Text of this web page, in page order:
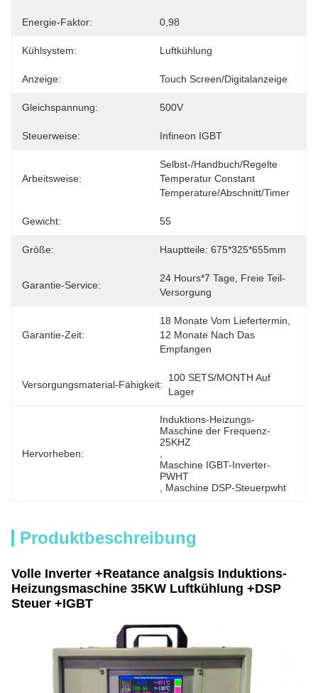
Energie-Faktor: 0,98
Kühlsystem: Luftkühlung
Anzeige: Touch Screen/Digitalanzeige
Gleichspannung: 500V
Steuerweise: Infineon IGBT
Arbeitsweise:
Selbst-/Handbuch/regelte
Temperatur Constant
Temperature/Abschnitt/Timer
Gewicht: 55
Größe: Hauptteile: 675*325*655mm
Garantie-Service:
24 Hours*7 Tage, Freie Teil-
Versorgung
Garantie-Zeit:
18 Monate Vom Liefertermin,
12 Monate Nach Das
Empfangen
Versorgungsmaterial-Fähigkeit:
100 SETS/MONTH Auf
Lager
Hervorheben:
Induktions-Heizungs-
Maschine der Frequenz-
25KHZ
Maschine IGBT-Inverter-
PWHT
Maschine DSP-Steuerpwht
Produktbeschreibung
Volle Inverter +Reatance analgsis Induktions-
Heizungsmaschine 35KW Luftkühlung +DSP
Steuer +IGBT